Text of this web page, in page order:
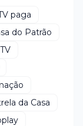
paga
do Patrão
da Casa